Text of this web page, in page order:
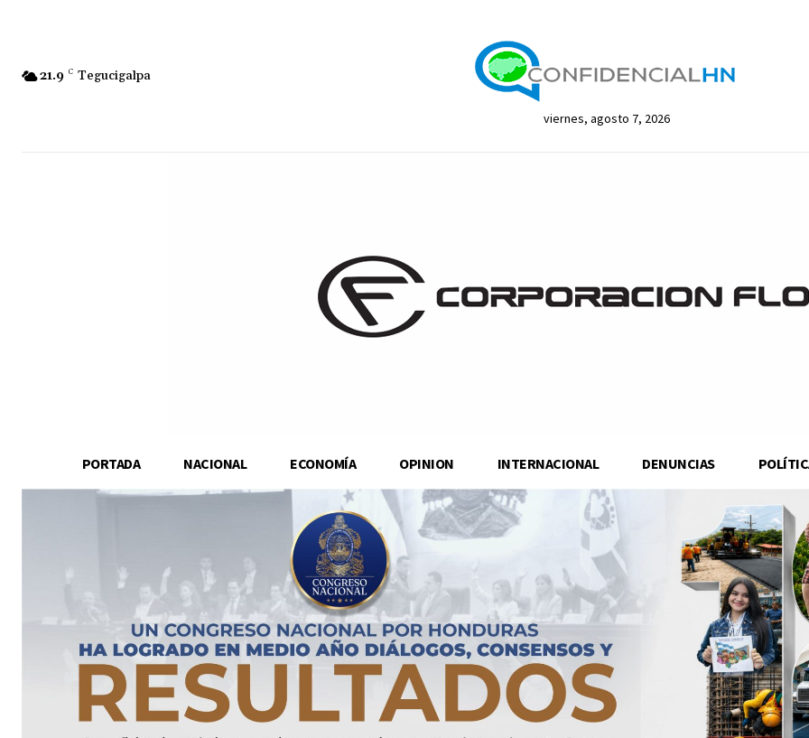
21.9 C Tegucigalpa
viernes, agosto 7, 2026
PORTADA NACIONAL ECONOMÍA OPINION INTERNACIONAL DENUNCIAS